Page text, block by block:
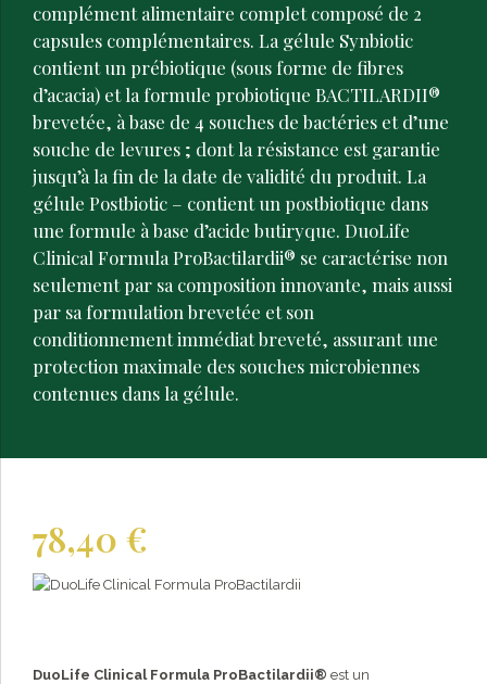
complément alimentaire complet composé de 2
capsules complémentaires. La gélule Synbiotic
contient un prébiotique (sous forme de fibres
d’acacia) et la formule probiotique BACTILARDII®
brevetée, à base de 4 souches de bactéries et d’une
souche de levures ; dont la résistance est garantie
jusqu’à la fin de la date de validité du produit. La
gélule Postbiotic – contient un postbiotique dans
une formule à base d’acide butiryque. DuoLife
Clinical Formula ProBactilardii® se caractérise non
seulement par sa composition innovante, mais aussi
par sa formulation brevetée et son
conditionnement immédiat breveté, assurant une
protection maximale des souches microbiennes
contenues dans la gélule.
78,40 €
DuoLife Clinical Formula ProBactilardii® est un